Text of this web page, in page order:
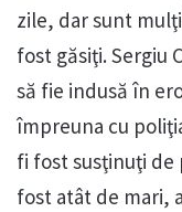
zile, dar sunt
fost găsiţi. Sergiu
să fie indusă în
împreuna cu
fi fost susţinuţi
fost atât de mari,